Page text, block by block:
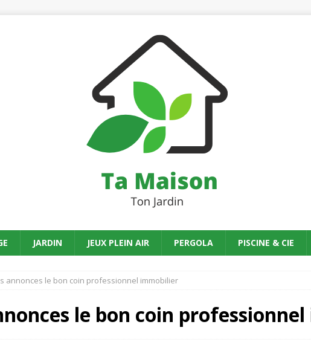
JARDIN JEUX PLEIN AIR PERGOLA PISCINE & CIE
annonces le bon coin professionnel immobilier
le bon coin